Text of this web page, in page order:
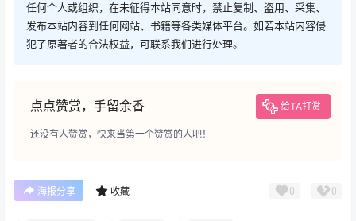
任何个人或组织，在未征得本站同意时，禁止复制、盗用、采集、
发布本站内容到任何网站、书籍等各类媒体平台。如若本站内容侵
犯了原著者的合法权益，可联系我们进行处理。
点点赞赏，手留余香 给TA打赏
还没有人赞赏，快来当第一个赞赏的人吧！
海报分享 收藏 0 0